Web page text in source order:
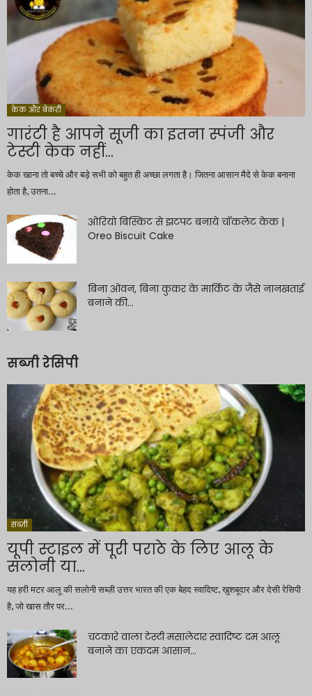
केक और बेकरी
गारंटी है आपने सूजी का इतना स्पंजी और
टेस्टी केक नहीं...
केक खाना तो बच्चे और बड़े सभी को बहुत ही अच्छा लगता है। जितना आसान मैदे से केक बनाना
होता है, उतना...
ओरियो बिस्किट से झटपट बनाये चॉकलेट केक |
Oreo Biscuit Cake
बिना ओवन, बिना कुकर के मार्किट के जैसे नानखताई
बनाने की...
सब्जी रेसिपी
सब्ज़ी
यूपी स्टाइल में पूरी पराठे के लिए आलू के
सलोनी या...
यह हरी मटर आलू की सलोनी सब्ज़ी उत्तर भारत की एक बेहद स्वादिष्ट, खुशबूदार और देसी रेसिपी
है, जो खास तौर पर...
चटकारे वाला टेस्टी मसालेदार स्वादिष्ट दम आलू
बनाने का एकदम आसान...